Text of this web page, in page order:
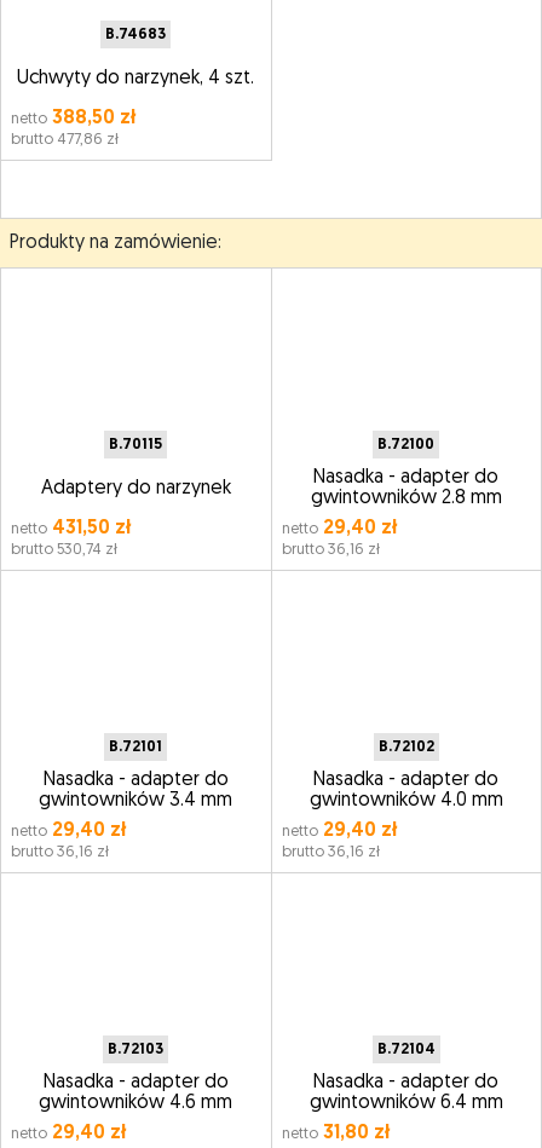
B.74683
Uchwyty do narzynek, 4 szt.
netto 388,50 zł
brutto 477,86 zł
Produkty na zamówienie:
B.70115
Adaptery do narzynek
netto 431,50 zł
brutto 530,74 zł
B.72100
Nasadka - adapter do
gwintowników 2.8 mm
netto29,40 zł
brutto 36,16 zł
B.72101
Nasadka - adapter do
gwintowników 3.4 mm
netto 29,40 zł
brutto 36,16 zł
B.72102
Nasadka - adapter do
gwintowników 4.0 mm
netto29,40 zł
brutto 36,16 zł
B.72103
Nasadka - adapter do
gwintowników 4.6 mm
netto 29,40 zł
B.72104
Nasadka - adapter do
gwintowników 6.4 mm
netto31,80 zł